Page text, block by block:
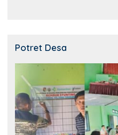
Potret Desa